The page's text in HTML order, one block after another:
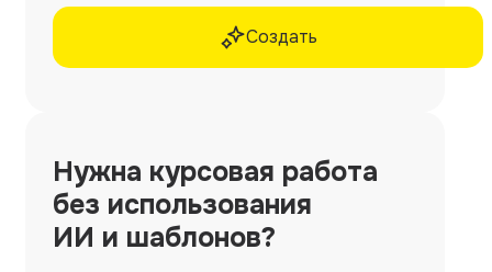
Создать
Нужна курсовая работа
без использования
ИИ и шаблонов?